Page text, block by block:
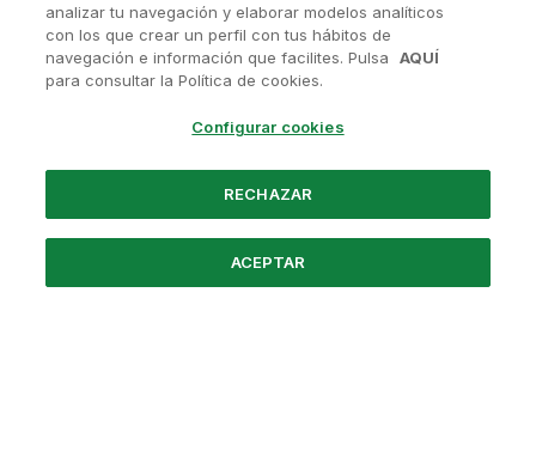
¿Tienes alguna pregunta?
Contactanos en
Powered by Santander
analizar tu navegación y elaborar modelos analíticos
con los que crear un perfil con tus hábitos de
navegación e información que facilites. Pulsa
AQUÍ
para consultar la Política de cookies.
Configurar cookies
RECHAZAR
ACEPTAR